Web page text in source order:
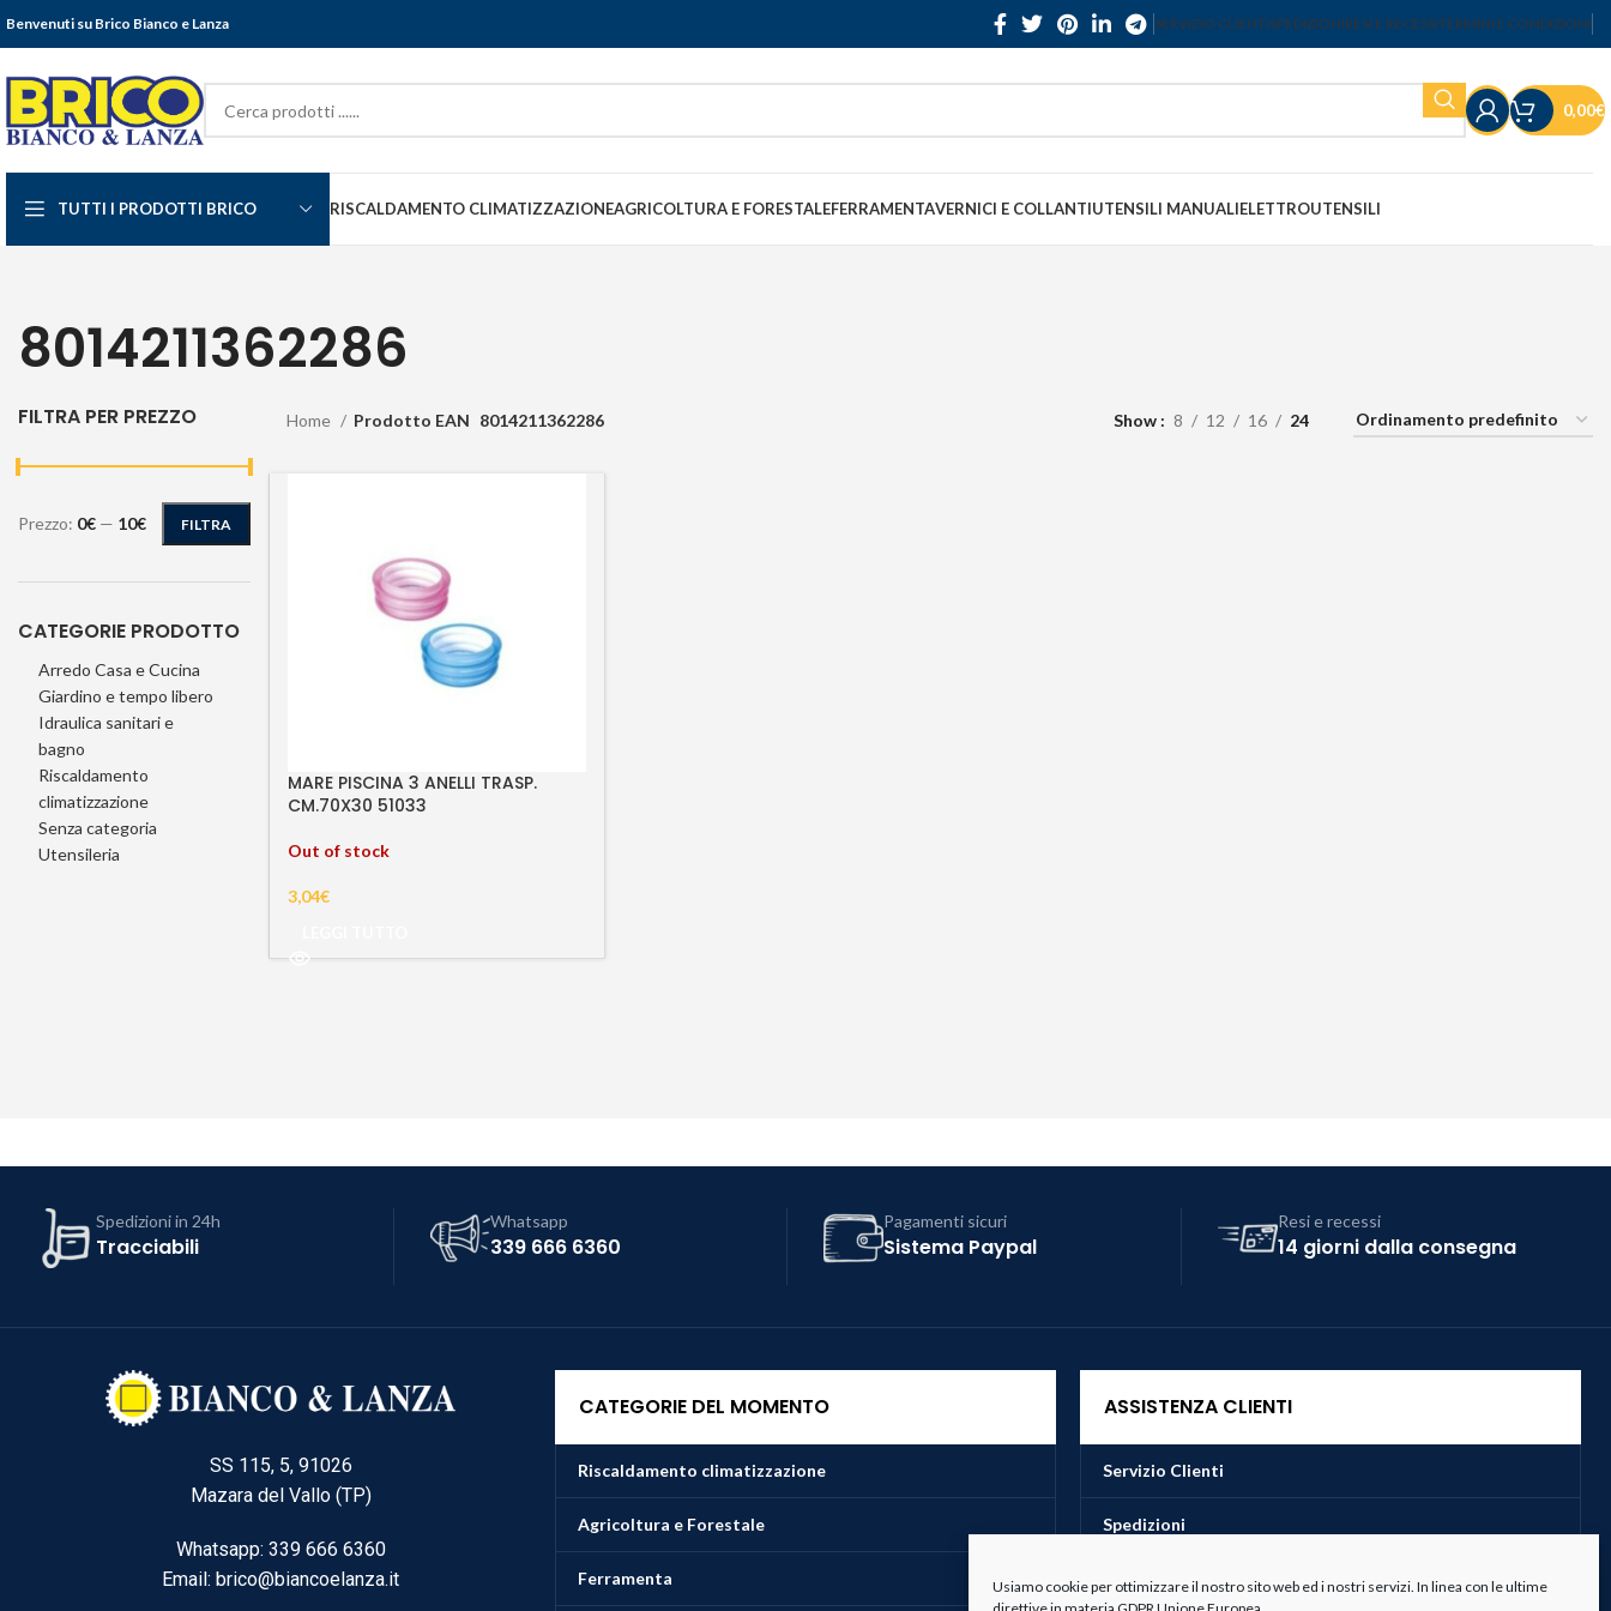
Usiamo cookie per ottimizzare il nostro sito web ed i nostri servizi. In linea con le ultime
Benvenuti su Brico Bianco e Lanza SERVIZIO CLIENTISPEDIZIONIRESI E RECESSITERMINI E CONDIZIONI
0,00€
TUTTI I PRODOTTI BRICO RISCALDAMENTO CLIMATIZZAZIONEAGRICOLTURA E FORESTALEFERRAMENTAVERNICI E COLLANTIUTENSILI MANUALIELETTROUTENSILI
8014211362286
FILTRA PER PREZZO
FILTRA
Prezzo: 0€ — 10€
CATEGORIE PRODOTTO
Arredo Casa e Cucina
Giardino e tempo libero
Idraulica sanitari e
bagno
Riscaldamento
climatizzazione
Senza categoria
Utensileria
Home Prodotto EAN 8014211362286 Show 8 12 16 24
MARE PISCINA 3 ANELLI TRASP.
CM.70X30 51033
Out of stock
3,04€
Spedizioni in 24h
Tracciabili
Whatsapp
339 666 6360
Pagamenti sicuri
Sistema Paypal
Resi e recessi
14 giorni dalla consegna
SS 115, 5, 91026
Mazara del Vallo (TP)
Whatsapp: 339 666 6360
Email: brico@biancoelanza.it
CATEGORIE DEL MOMENTO
Riscaldamento climatizzazione
Agricoltura e Forestale
Ferramenta
ASSISTENZA CLIENTI
Servizio Clienti
Spedizioni
Resi e Recessi